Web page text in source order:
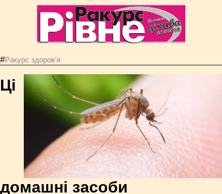
#Ракурс здоров'я
Ці
домашні засоби